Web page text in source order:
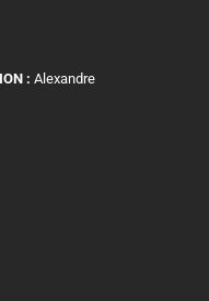
: Alexandre